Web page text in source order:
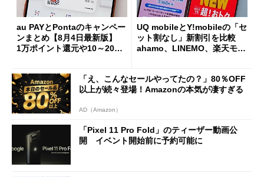
au PAYとPontaのキャンペー
ンまとめ【8月4日最新版】
1万ポイント還元や10～20％
UQ mobileとY!mobileの「セ
ット割なし」新割引を比較
ahamo、LINEMO、楽天モバ
「え、こんなセールやってたの？」80％OFF
以上が続々登場！Amazonの本気が凄すぎる
AD（Amazon）
「Pixel 11 Pro Fold」のティーザー動画公
開 イベント開始前に予約可能に